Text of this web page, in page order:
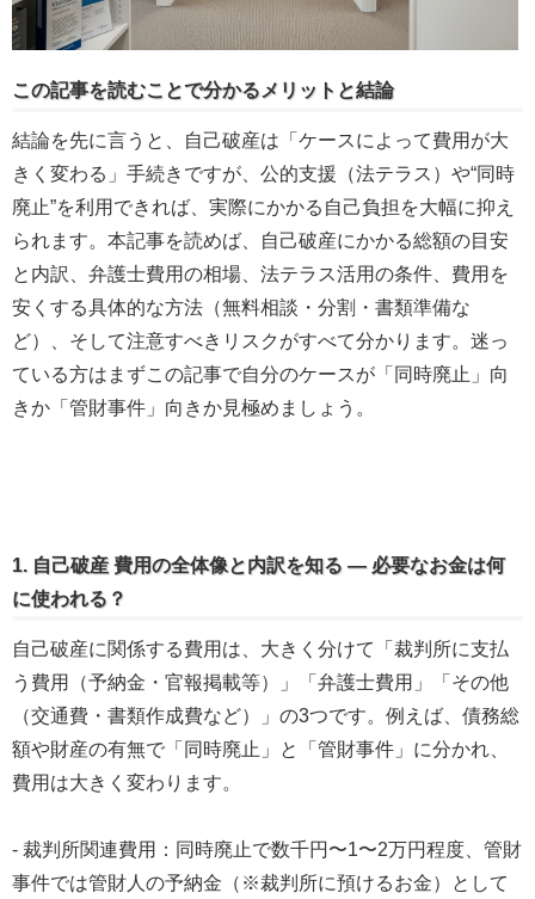
この記事を読むことで分かるメリットと結論
結論を先に言うと、自己破産は「ケースによって費用が大
きく変わる」手続きですが、公的支援（法テラス）や“同時
廃止”を利用できれば、実際にかかる自己負担を大幅に抑え
られます。本記事を読めば、自己破産にかかる総額の目安
と内訳、弁護士費用の相場、法テラス活用の条件、費用を
安くする具体的な方法（無料相談・分割・書類準備な
ど）、そして注意すべきリスクがすべて分かります。迷っ
ている方はまずこの記事で自分のケースが「同時廃止」向
きか「管財事件」向きか見極めましょう。
1. 自己破産 費用の全体像と内訳を知る — 必要なお金は何
に使われる？
自己破産に関係する費用は、大きく分けて「裁判所に支払
う費用（予納金・官報掲載等）」「弁護士費用」「その他
（交通費・書類作成費など）」の3つです。例えば、債務総
額や財産の有無で「同時廃止」と「管財事件」に分かれ、
費用は大きく変わります。
- 裁判所関連費用：同時廃止で数千円〜1〜2万円程度、管財
事件では管財人の予納金（※裁判所に預けるお金）として